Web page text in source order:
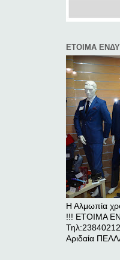
ΕΤΟΙΜΑ
Η Αλμωπία
!!! ΕΤΟΙΜΑ
Αριδαία